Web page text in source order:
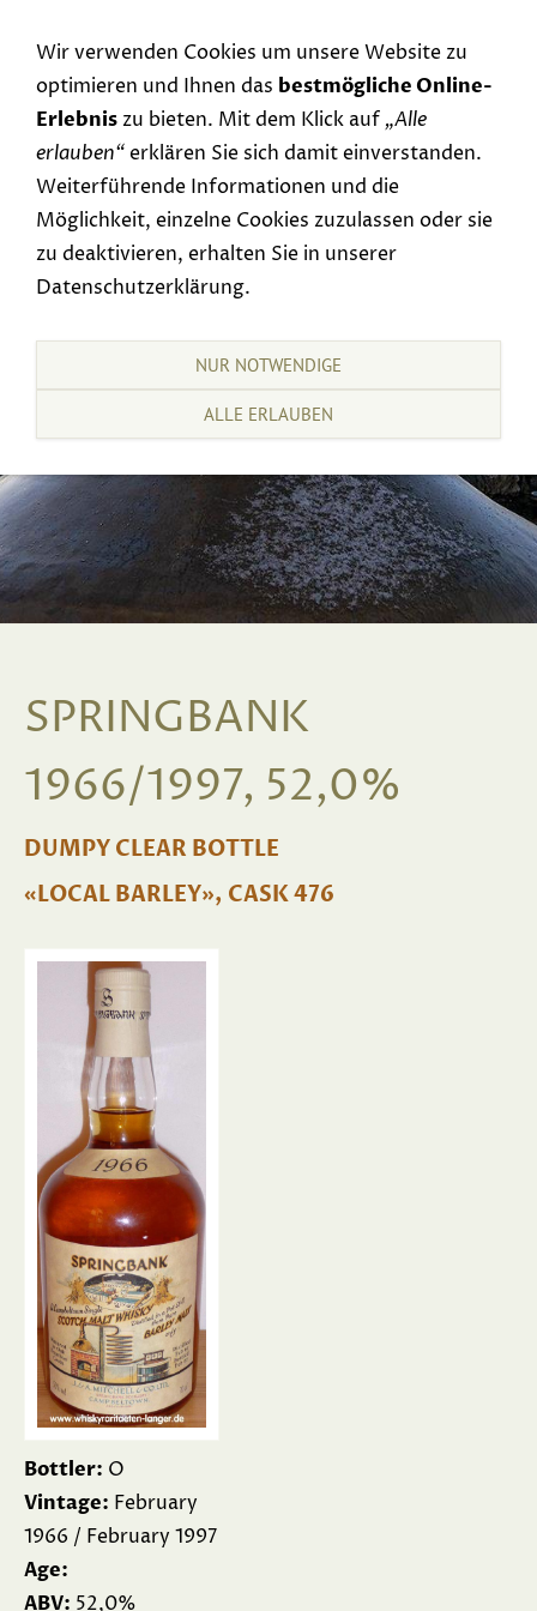
SPRINGBANK
1966/1997, 52,0%
DUMPY CLEAR BOTTLE
«LOCAL BARLEY», CASK 476
Bottler: O
Vintage: February
1966 / February 1997
Age:
ABV: 52,0%
Wir verwenden Cookies um unsere Website zu
optimieren und Ihnen das bestmögliche Online-
Erlebniszu bieten. Mit dem Klick auf „Alle
erlauben“erklären Sie sich damit einverstanden.
Weiterführende Informationen und die
Möglichkeit, einzelne Cookies zuzulassen oder sie
zu deaktivieren, erhalten Sie in unserer
Datenschutzerklärung.
NUR NOTWENDIGE
ALLE ERLAUBEN